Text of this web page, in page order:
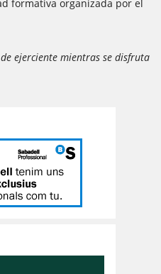
formativa organizada por el
ejerciente mientras se disfruta